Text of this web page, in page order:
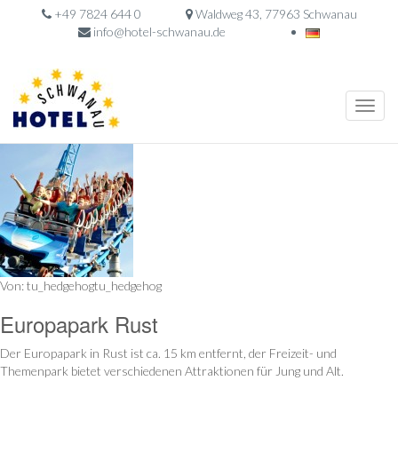
+49 7824 644 0
Waldweg 43, 77963 Schwanau
info@hotel-schwanau.de
Toggle
Von: tu_hedgehogtu_hedgehog
Europapark Rust
Der Europapark in Rust ist ca. 15 km entfernt, der Freizeit- und
Themenpark bietet verschiedenen Attraktionen für Jung und Alt.